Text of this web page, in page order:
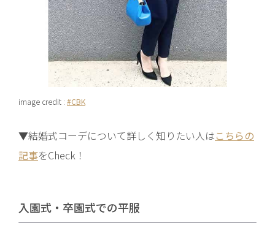
image credit : #CBK
▼結婚式コーデについて詳しく知りたい人はこちらの
記事をCheck！
入園式・卒園式での平服